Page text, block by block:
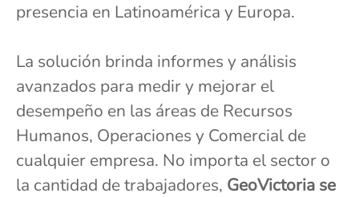
presencia en Latinoamérica y Europa.
La solución brinda informes y análisis
avanzados para medir y mejorar el
desempeño en las áreas de Recursos
Humanos, Operaciones y Comercial de
cualquier empresa. No importa el sector o
la cantidad de trabajadores, GeoVictoria se